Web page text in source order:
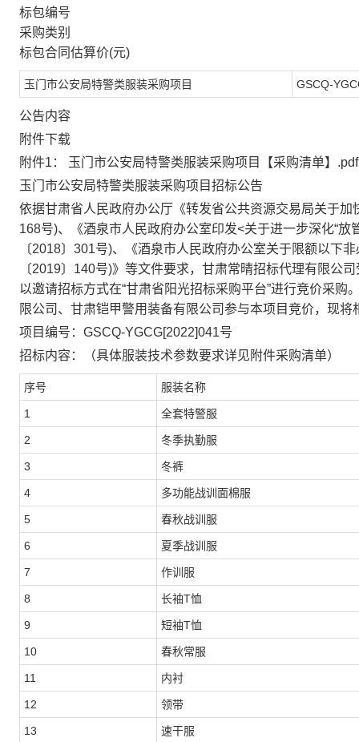
标包编号
采购类别
标包合同估算价(元)
玉门市公安局特警类服装采购项目 GSCQ-
公告内容
附件下载
附件1：
玉门市公安局特警类服装采购项目【采购清单】.pdf
玉门市公安局特警类服装采购项目招标公告
依据甘肃省人民政府办公厅《转发省公共资源交易局关于
168号)、《酒泉市人民政府办公室印发<关于进一步深化“放
〔2018〕 301号)、
《酒泉市人民政府办公室关于限额以下
〔2019〕 140号)》 等文件要求， 甘肃常晴招标代理有限公
以邀请招标方式在“甘肃省阳光招标采购平台”进行竞价采购
限公司 、 甘肃铠甲警用装备有限公司参与本项目竞价，现将
项目编号： GSCQ-YGCG[2022]041号
招标内容： （具体服装技术参数要求详见附件采购清单）
序号 服装名称
1 全套特警服
2 冬季执勤服
3 冬裤
4 多功能战训面棉服
5 春秋战训服
6 夏季战训服
7 作训服
8 长袖T恤
9 短袖T恤
10 春秋常服
11 内衬
12 领带
13 速干服